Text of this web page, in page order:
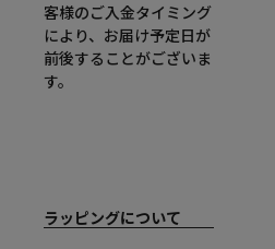
客様のご入金タイミング
により、お届け予定日が
前後することがございま
す。
ラッピングについて